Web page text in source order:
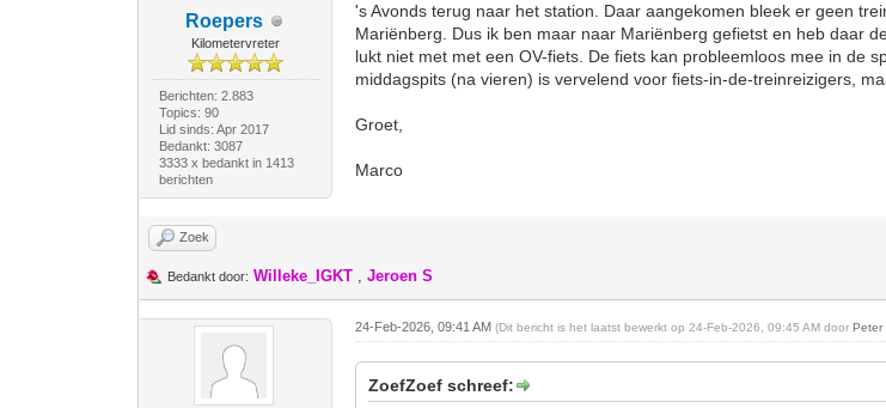
Roepers
Kilometervreter
Berichten: 2.883
Topics: 90
Lid sinds: Apr 2017
Bedankt: 3087
3333 x bedankt in 1413
berichten
's Avonds terug naar het station. Daar aangekomen bleek er geen
Mariënberg. Dus ik ben maar naar Mariënberg gefietst en heb daar
lukt niet met met een OV-fiets. De fiets kan probleemloos mee in de
middagspits (na vieren) is vervelend voor fiets-in-de-treinreizigers,
Groet,
Marco
Zoek
Bedankt door: Willeke_IGKT ,Jeroen S
24-Feb-2026, 09:41 AM(Dit bericht is het laatst bewerkt op 24-Feb-2026, 09:45 AM doorPeter
ZoefZoef schreef: